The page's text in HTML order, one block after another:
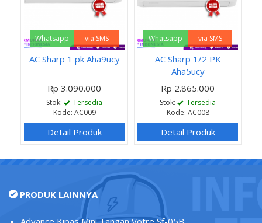
Whatsapp via SMS
AC Sharp 1 pk Aha9ucy
Rp 3.090.000
Stok:
Tersedia
Kode: AC009
Detail Produk
Whatsapp via SMS
AC Sharp 1/2 PK
Aha5ucy
Rp 2.865.000
Stok:
Tersedia
Kode: AC008
Detail Produk
PRODUK LAINNYA